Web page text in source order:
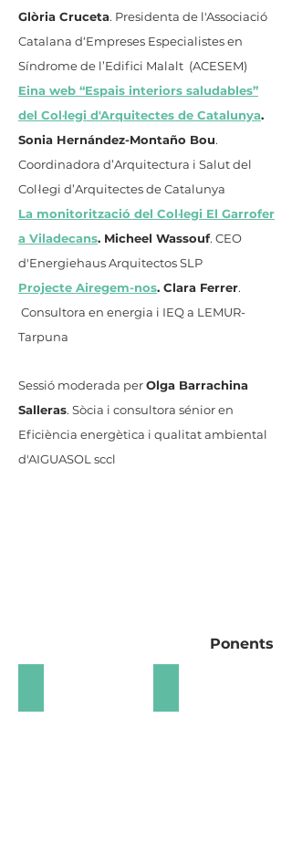
Glòria Cruceta. Presidenta de l'Associació
Catalana d‘Empreses Especialistes en
Síndrome de l’Edifici Malalt (ACESEM)
Eina web “Espais interiors saludables”
del Col·legi d'Arquitectes de Catalunya.
Sonia Hernández-Montaño Bou.
Coordinadora d’Arquitectura i Salut del
Col·legi d’Arquitectes de Catalunya
La monitorització del Col·legi El Garrofer
a Viladecans. Micheel Wassouf. CEO
d'Energiehaus Arquitectos SLP
Projecte Airegem-nos. Clara Ferrer.
Consultora en energia i IEQ a LEMUR-
Tarpuna
Sessió moderada perOlga Barrachina
Salleras. Sòcia i consultora sénior en
Eficiència energètica i qualitat ambiental
d'AIGUASOL sccl
Ponents